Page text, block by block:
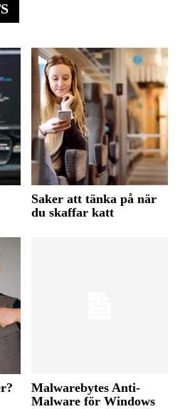
Saker att tänka på när
du skaffar katt
Malwarebytes Anti-
Malware för Windows